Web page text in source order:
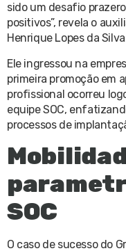
sido um desafio
positivos”, revela o
Henrique Lopes da
Ele ingressou na
primeira promoção em
profissional ocorreu
equipe SOC,
processos de
SOC
O caso de sucesso do